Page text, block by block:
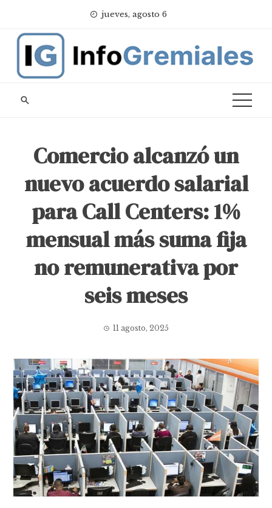
content
jueves, agosto 6
Comercio alcanzó un
nuevo acuerdo salarial
para Call Centers: 1%
mensual más suma fija
no remunerativa por
seis meses
11 agosto, 2025